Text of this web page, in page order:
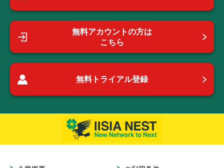
無料アカウントの方は
こちら
無料トライアル登録